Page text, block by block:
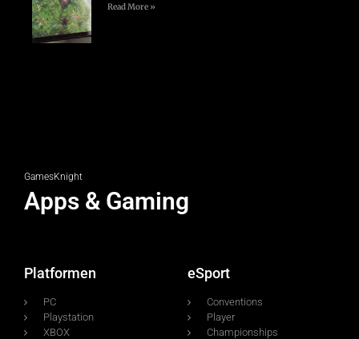
Read More »
GamesKnight
Apps & Gaming
Platformen
PC
Playstation
XBOX
eSport
Conventions
Player
Championships